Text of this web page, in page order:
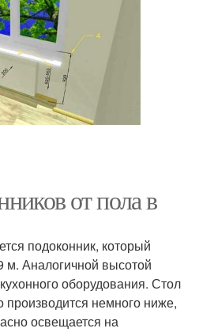
от пола в
подоконник, который
м. Аналогичной высотой
оборудования. Стол
немного ниже,
освещается на